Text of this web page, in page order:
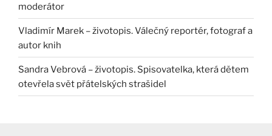
moderátor
Vladimír Marek – životopis. Válečný reportér, fotograf a
autor knih
Sandra Vebrová – životopis. Spisovatelka, která dětem
otevřela svět přátelských strašidel